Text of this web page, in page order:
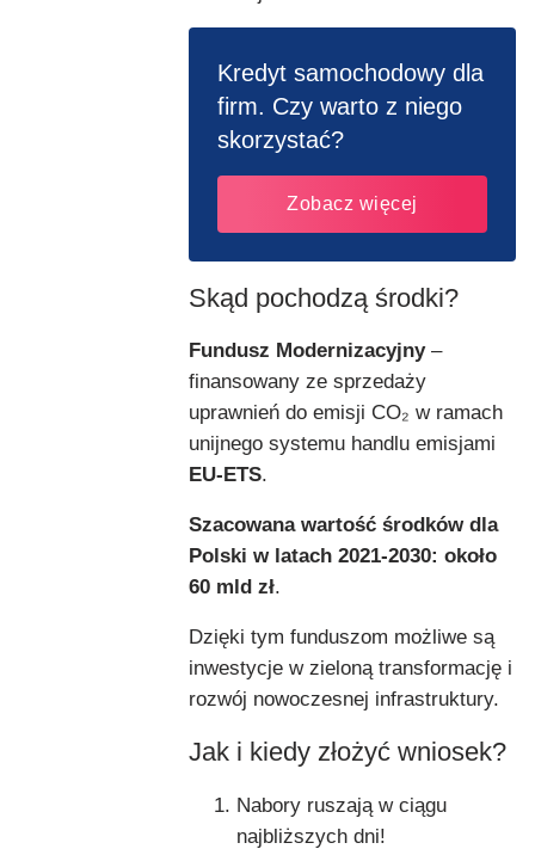
Kredyt samochodowy dla
firm. Czy warto z niego
skorzystać?
Zobacz więcej
Skąd pochodzą środki?
Fundusz Modernizacyjny–
finansowany ze sprzedaży
uprawnień do emisji CO₂ w ramach
unijnego systemu handlu emisjami
EU-ETS.
Szacowana wartość środków dla
Polski w latach 2021-2030: około
60 mld zł.
Dzięki tym funduszom możliwe są
inwestycje w zieloną transformację i
rozwój nowoczesnej infrastruktury.
Jak i kiedy złożyć wniosek?
Nabory ruszają w ciągu
najbliższych dni!